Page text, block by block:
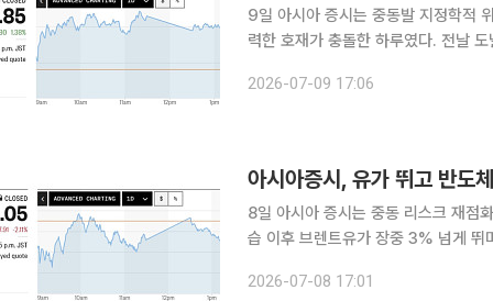
9일 아시아 증시는 중동발 지정학적
력한 호재가 충돌한 하루였다. 전날 도널드 트럼프 미국 대통령이 이란과의 임시 휴전이 종료되었다
했다. 이후 글로벌 인플레이션 재
2026-07-09 17:06
아시아증시, 유가 뛰고 반
8일 아시아 증시는 중동 리스크 재점화, AI
습 이후 브렌트유가 장중 3% 넘게 뛰
락하면서 “AI가 너무 앞서 달린 것 아
2026-07-08 17:01